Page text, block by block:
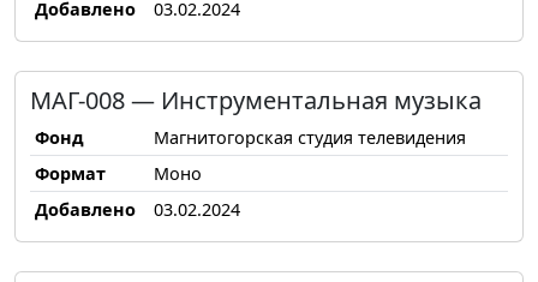
Добавлено
03.02.2024
МАГ-008 — Инструментальная музыка
Фонд
Магнитогорская студия телевидения
Формат
Моно
Добавлено
03.02.2024